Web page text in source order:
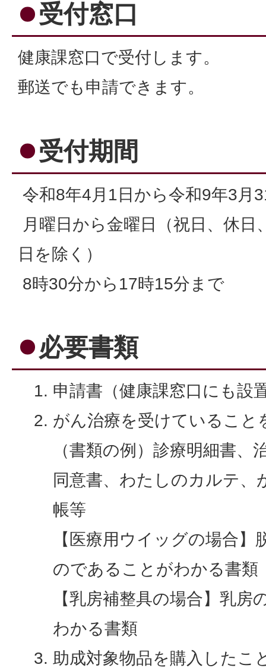
受付窓口
健康課窓口で受付します。
郵送でも申請できます。
受付期間
令和8年4月1日から令和9年3月
月曜日から金曜日（祝日、休日
日を除く）
8時30分から17時15分まで
必要書類
申請書（健康課窓口にも設
がん治療を受けていること
（書類の例）診療明細書、
同意書、わたしのカルテ、
帳等
【医療用ウイッグの場合
のであることがわかる書類
【乳房補整具の場合】乳
わかる書類
助成対象物品を購入したこ